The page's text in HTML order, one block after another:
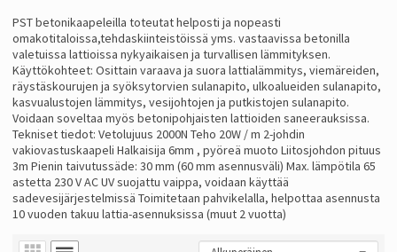
PST betonikaapeleilla toteutat helposti ja nopeasti
omakotitaloissa,tehdaskiinteistöissä yms. vastaavissa betonilla
valetuissa lattioissa nykyaikaisen ja turvallisen lämmityksen.
Käyttökohteet: Osittain varaava ja suora lattialämmitys, viemäreiden,
räystäskourujen ja syöksytorvien sulanapito, ulkoalueiden sulanapito,
kasvualustojen lämmitys, vesijohtojen ja putkistojen sulanapito.
Voidaan soveltaa myös betonipohjaisten lattioiden saneerauksissa.
Tekniset tiedot: Vetolujuus 2000N Teho 20W / m 2-johdin
vakiovastuskaapeli Halkaisija 6mm , pyöreä muoto Liitosjohdon pituus
3m Pienin taivutussäde: 30 mm (60 mm asennusväli) Max. lämpötila 65
astetta 230 V AC UV suojattu vaippa, voidaan käyttää
sadevesijärjestelmissä Toimitetaan pahvikelalla, helpottaa asennusta
10 vuoden takuu lattia-asennuksissa (muut 2 vuotta)